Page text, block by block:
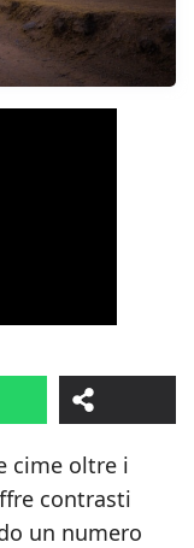
cime oltre i
contrasti
un numero